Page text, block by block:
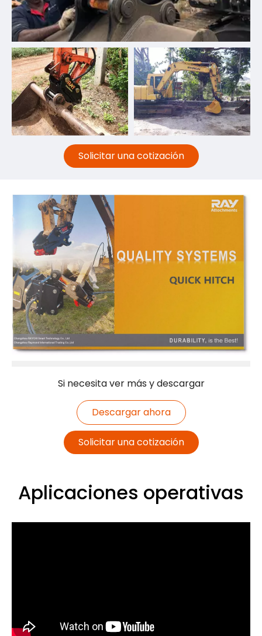
Solicitar una cotización
Si necesita ver más y descargar
Descargar ahora
Solicitar una cotización
Aplicaciones operativas